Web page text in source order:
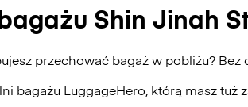
Shin Jinah
przechować bagaż w pobliżu? Bez
bagażu LuggageHero , którą masz tuż